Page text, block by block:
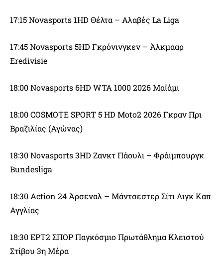
17:15 Novasports 1HD Θέλτα – Αλαβές La Liga
17:45 Novasports 5HD Γκρόνινγκεν – Άλκμααρ
Eredivisie
18:00 Novasports 6HD WTA 1000 2026 Μαϊάμι
18:00 COSMOTE SPORT 5 HD Moto2 2026 Γκραν Πρι
Βραζιλίας (Αγώνας)
18:30 Novasports 3HD Ζανκτ Πάουλι – Φράιμπουργκ
Bundesliga
18:30 Action 24 Άρσεναλ – Μάντσεστερ Σίτι Λιγκ Καπ
Αγγλίας
18:30 ΕΡΤ2 ΣΠΟΡ Παγκόσμιο Πρωτάθλημα Κλειστού
Στίβου 3η Μέρα